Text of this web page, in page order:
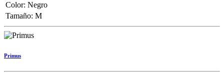
Color: Negro
Tamaño: M
Primus